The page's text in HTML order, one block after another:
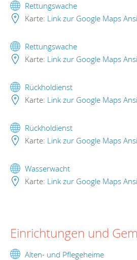
Rettungswache
Karte: Link zur Google Maps
Rettungswache
Karte: Link zur Google Maps
Rückholdienst
Karte: Link zur Google Maps
Rückholdienst
Karte: Link zur Google Maps
Wasserwacht
Karte: Link zur Google Maps
Einrichtungen und
Alten- und Pflegeheime